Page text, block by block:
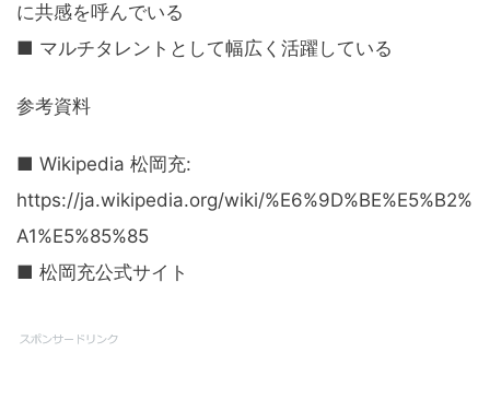
に共感を呼んでいる
■ マルチタレントとして幅広く活躍している
参考資料
■ Wikipedia 松岡充:
https://ja.wikipedia.org/wiki/%E6%9D%BE%E5%B2%
A1%E5%85%85
■ 松岡充公式サイト